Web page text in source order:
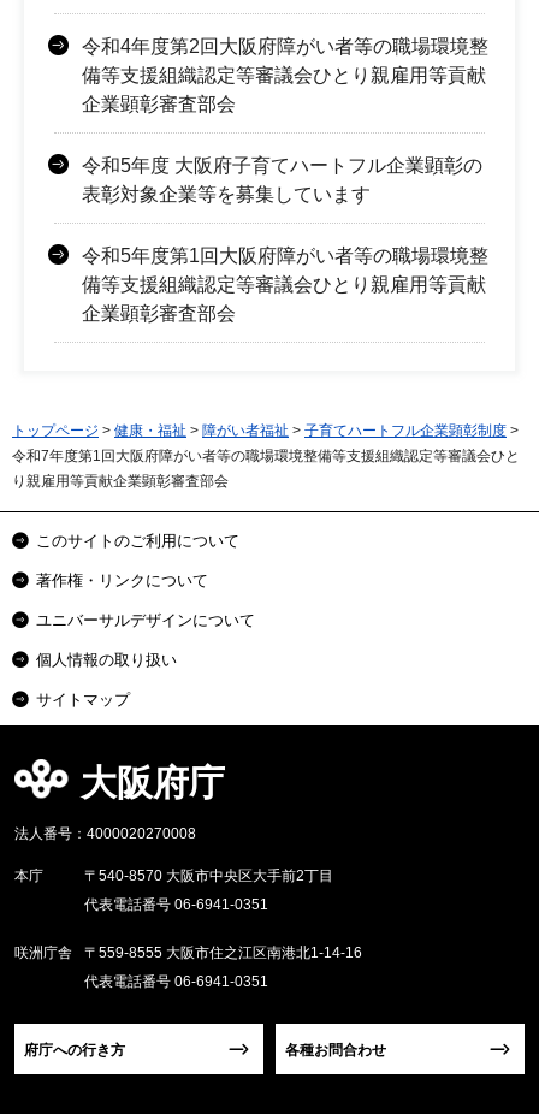
令和4年度第2回大阪府障がい者等の職場環境整
備等支援組織認定等審議会ひとり親雇用等貢献
企業顕彰審査部会
令和5年度 大阪府子育てハートフル企業顕彰の
表彰対象企業等を募集しています
令和5年度第1回大阪府障がい者等の職場環境整
備等支援組織認定等審議会ひとり親雇用等貢献
企業顕彰審査部会
トップページ > 健康・福祉 > 障がい者福祉 > 子育てハートフル企業顕彰制度 >
令和7年度第1回大阪府障がい者等の職場環境整備等支援組織認定等審議会ひと
り親雇用等貢献企業顕彰審査部会
このサイトのご利用について
著作権・リンクについて
ユニバーサルデザインについて
個人情報の取り扱い
サイトマップ
大阪府庁
法人番号：4000020270008
本庁
〒540-8570 大阪市中央区大手前2丁目
代表電話番号 06-6941-0351
咲洲庁舎
〒559-8555 大阪市住之江区南港北1-14-16
代表電話番号 06-6941-0351
府庁への行き方 各種お問合わせ